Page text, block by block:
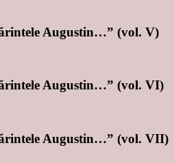
Augustin…” (vol. V)
Augustin…” (vol. VI)
Augustin…” (vol. VII)